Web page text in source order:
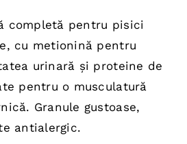
a
fost:
150,00 lei.
este:
120,00 lei.
completă pentru pisici
cu metionină pentru
urinară și proteine de
pentru o musculatură
Granule gustoase,
antialergic.